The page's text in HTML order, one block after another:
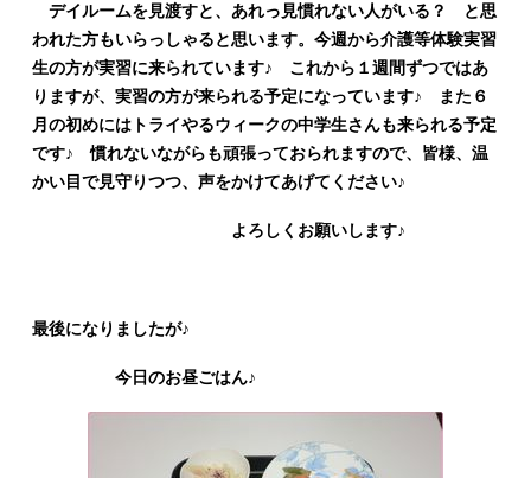
デイルームを見渡すと、あれっ見慣れない人がいる？ と思
われた方もいらっしゃると思います。今週から介護等体験実習
生の方が実習に来られています♪ これから１週間ずつではあ
りますが、実習の方が来られる予定になっています♪ また６
月の初めにはトライやるウィークの中学生さんも来られる予定
です♪ 慣れないながらも頑張っておられますので、皆様、温
かい目で見守りつつ、声をかけてあげてください♪
よろしくお願いします♪
最後になりましたが♪
今日のお昼ごはん♪